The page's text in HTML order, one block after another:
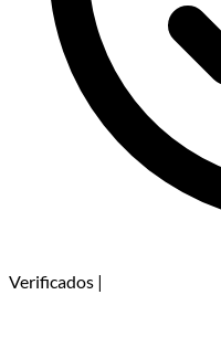
Verificados |